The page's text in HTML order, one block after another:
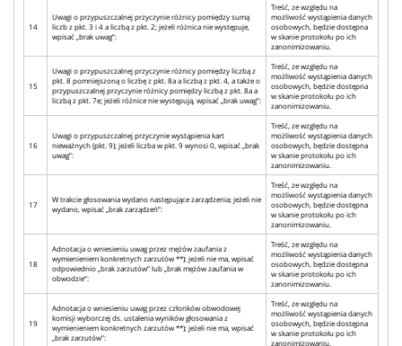
14
Uwagi o przypuszczalnej przyczynie różnicy pomiędzy sumą
liczb z pkt. 3 i 4 a liczbą z pkt. 2; jeżeli różnica nie występuje,
wpisać „brak uwag”:
Treść, ze względu na
możliwość wystąpienia danych
osobowych, będzie dostępna
w skanie protokołu po ich
zanonimizowaniu.
15
Uwagi o przypuszczalnej przyczynie różnicy pomiędzy liczbą z
pkt. 8 pomniejszoną o liczbę z pkt. 8a a liczbą z pkt. 4, a także o
przypuszczalnej przyczynie różnicy pomiędzy liczbą z pkt. 8a a
liczbą z pkt. 7e; jeżeli różnice nie występują, wpisać „brak uwag”:
Treść, ze względu na
możliwość wystąpienia danych
osobowych, będzie dostępna
w skanie protokołu po ich
zanonimizowaniu.
16
Uwagi o przypuszczalnej przyczynie wystąpienia kart
nieważnych (pkt. 9); jeżeli liczba w pkt. 9 wynosi 0, wpisać „brak
uwag”:
Treść, ze względu na
możliwość wystąpienia danych
osobowych, będzie dostępna
w skanie protokołu po ich
zanonimizowaniu.
17
W trakcie głosowania wydano następujące zarządzenia; jeżeli nie
wydano, wpisać „brak zarządzeń”:
Treść, ze względu na
możliwość wystąpienia danych
osobowych, będzie dostępna
w skanie protokołu po ich
zanonimizowaniu.
18
Adnotacja o wniesieniu uwag przez mężów zaufania z
wymienieniem konkretnych zarzutów **); jeżeli nie ma, wpisać
odpowiednio „brak zarzutów” lub „brak mężów zaufania w
obwodzie”:
Treść, ze względu na
możliwość wystąpienia danych
osobowych, będzie dostępna
w skanie protokołu po ich
zanonimizowaniu.
19
Adnotacja o wniesieniu uwag przez członków obwodowej
komisji wyborczej ds. ustalenia wyników głosowania z
wymienieniem konkretnych zarzutów **); jeżeli nie ma, wpisać
„brak zarzutów”:
Treść, ze względu na
możliwość wystąpienia danych
osobowych, będzie dostępna
w skanie protokołu po ich
zanonimizowaniu.